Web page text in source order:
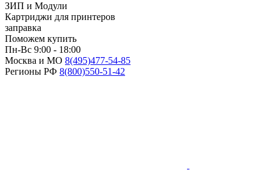
ЗИП и Модули
Картриджи для принтеров
заправка
Поможем купить
Пн-Вс 9:00 - 18:00
Москва и МО 8(495)477-54-85
Регионы РФ 8(800)550-51-42